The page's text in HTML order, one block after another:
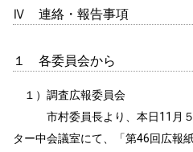
Ⅳ 連絡・報告事項
１ 各委員会から
１）調査広報委員会
市村委員長より、本日11月５
ター中会議室にて、「第46回広報